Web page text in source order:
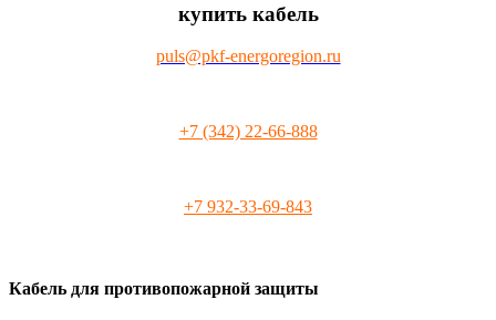
купить кабель
puls@pkf-energoregion.ru
+7 (342) 22-66-888
+7 932-33-69-843
Кабель для противопожарной защиты